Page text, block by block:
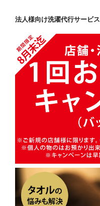
法人様向け洗濯代行サービス